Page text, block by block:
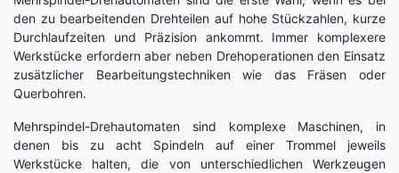
den zu bearbeitenden Drehteilen auf hohe Stückzahlen, kurze
Durchlaufzeiten und Präzision ankommt. Immer komplexere
Werkstücke erfordern aber neben Drehoperationen den Einsatz
zusätzlicher Bearbeitungstechniken wie das Fräsen oder
Querbohren.
Mehrspindel-Drehautomaten sind komplexe Maschinen, in
denen bis zu acht Spindeln auf einer Trommel jeweils
Werkstücke halten, die von unterschiedlichen Werkzeugen